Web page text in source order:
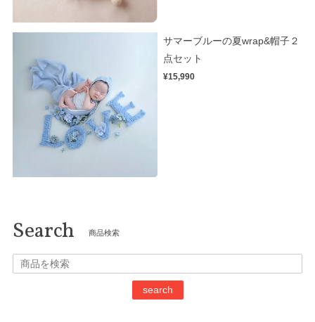
サマーブルーの夏wrap&帽子２
点セット
¥15,990
Search 商品検索
search